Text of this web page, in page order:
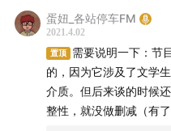
能的精确，携带阅读的便
动，这些都切实改变了我
与缺陷显而易见，与纸质
不需要在两者间做出非此
的优势，创造出不一样的
蛋妞_各站停车FM
2021.4.02
置顶
需要说明一下：节
的，因为它涉及了文学
介质。但后来谈的时候
整性，就没做删减（有